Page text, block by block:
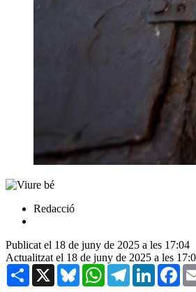
Redacció
Publicat el 18 de juny de 2025 a les 17:04
Actualitzat el 18 de juny de 2025 a les
Share X BlueskyWhatsAppTelegramLinkedIn